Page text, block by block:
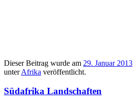
Dieser Beitrag wurde am 29. Januar 2013
unterAfrika veröffentlicht.
Südafrika Landschaften